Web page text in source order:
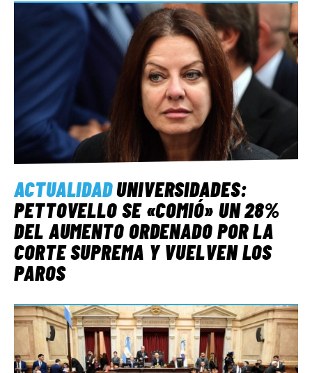
ACTUALIDADUNIVERSIDADES:
PETTOVELLO SE «COMIÓ» UN 28%
DEL AUMENTO ORDENADO POR LA
CORTE SUPREMA Y VUELVEN LOS
PAROS